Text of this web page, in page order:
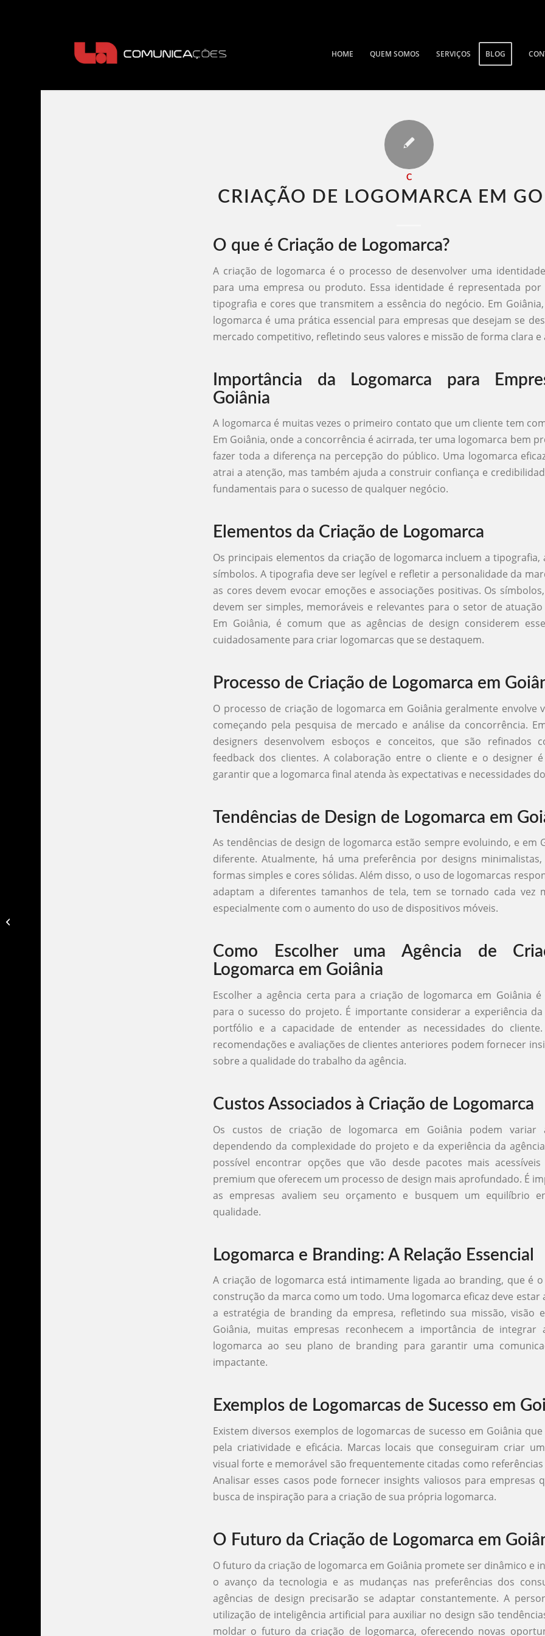
HOME QUEM SOMOS SERVIÇOS BLOG
C
CRIAÇÃO DE LOGOMARCA EM
O que é Criação de Logomarca?
A criação de logomarca é o processo de desenvolver uma
para uma empresa ou produto. Essa identidade é representada
tipografia e cores que transmitem a essência do negócio. Em
logomarca é uma prática essencial para empresas que desejam se
mercado competitivo, refletindo seus valores e missão de forma clara e
Importância da Logomarca para
Goiânia
A logomarca é muitas vezes o primeiro contato que um cliente tem
Em Goiânia, onde a concorrência é acirrada, ter uma logomarca bem
fazer toda a diferença na percepção do público. Uma logomarca
atrai a atenção, mas também ajuda a construir confiança e
fundamentais para o sucesso de qualquer negócio.
Elementos da Criação de Logomarca
Os principais elementos da criação de logomarca incluem a tipografia,
símbolos. A tipografia deve ser legível e refletir a personalidade da
as cores devem evocar emoções e associações positivas. Os
devem ser simples, memoráveis e relevantes para o setor de
Em Goiânia, é comum que as agências de design considerem
cuidadosamente para criar logomarcas que se destaquem.
Processo de Criação de Logomarca em
O processo de criação de logomarca em Goiânia geralmente envolve
começando pela pesquisa de mercado e análise da concorrência.
designers desenvolvem esboços e conceitos, que são refinados
feedback dos clientes. A colaboração entre o cliente e o designer
garantir que a logomarca final atenda às expectativas e necessidades
Tendências de Design de Logomarca em
As tendências de design de logomarca estão sempre evoluindo, e em
diferente. Atualmente, há uma preferência por designs
formas simples e cores sólidas. Além disso, o uso de logomarcas
adaptam a diferentes tamanhos de tela, tem se tornado cada vez
especialmente com o aumento do uso de dispositivos móveis.
Como Escolher uma Agência de
Logomarca em Goiânia
Escolher a agência certa para a criação de logomarca em Goiânia é
para o sucesso do projeto. É importante considerar a experiência da
portfólio e a capacidade de entender as necessidades do
recomendações e avaliações de clientes anteriores podem fornecer
sobre a qualidade do trabalho da agência.
Custos Associados à Criação de Logomarca
Os custos de criação de logomarca em Goiânia podem variar
dependendo da complexidade do projeto e da experiência da
possível encontrar opções que vão desde pacotes mais
premium que oferecem um processo de design mais aprofundado. É
as empresas avaliem seu orçamento e busquem um equilíbrio
qualidade.
Logomarca e Branding: A Relação Essencial
A criação de logomarca está intimamente ligada ao branding, que é
construção da marca como um todo. Uma logomarca eficaz deve estar
a estratégia de branding da empresa, refletindo sua missão, visão
Goiânia, muitas empresas reconhecem a importância de integrar
logomarca ao seu plano de branding para garantir uma
impactante.
Exemplos de Logomarcas de Sucesso em
Existem diversos exemplos de logomarcas de sucesso em Goiânia
pela criatividade e eficácia. Marcas locais que conseguiram criar
visual forte e memorável são frequentemente citadas como
Analisar esses casos pode fornecer insights valiosos para empresas
busca de inspiração para a criação de sua própria logomarca.
O Futuro da Criação de Logomarca em
O futuro da criação de logomarca em Goiânia promete ser dinâmico e
o avanço da tecnologia e as mudanças nas preferências dos
agências de design precisarão se adaptar constantemente. A
utilização de inteligência artificial para auxiliar no design são
moldar o futuro da criação de logomarca, oferecendo novas